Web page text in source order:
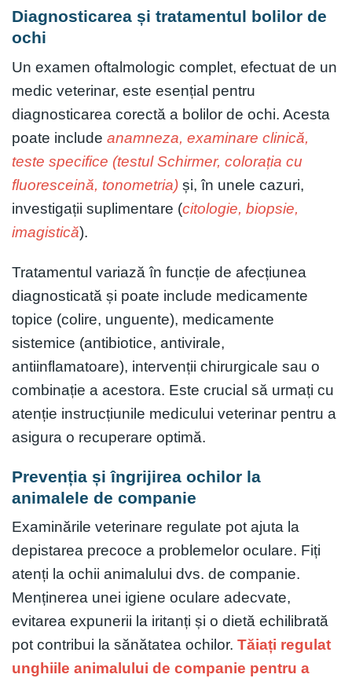
Diagnosticarea și tratamentul bolilor de
ochi
Un examen oftalmologic complet, efectuat de un
medic veterinar, este esențial pentru
diagnosticarea corectă a bolilor de ochi. Acesta
poate include anamneza, examinare clinică,
teste specifice (testul Schirmer, colorația cu
fluoresceină, tonometria) și, în unele cazuri,
investigații suplimentare (citologie, biopsie,
imagistică).
Tratamentul variază în funcție de afecțiunea
diagnosticată și poate include medicamente
topice (colire, unguente), medicamente
sistemice (antibiotice, antivirale,
antiinflamatoare), intervenții chirurgicale sau o
combinație a acestora. Este crucial să urmați cu
atenție instrucțiunile medicului veterinar pentru a
asigura o recuperare optimă.
Prevenția și îngrijirea ochilor la
animalele de companie
Examinările veterinare regulate pot ajuta la
depistarea precoce a problemelor oculare. Fiți
atenți la ochii animalului dvs. de companie.
Menținerea unei igiene oculare adecvate,
evitarea expunerii la iritanți și o dietă echilibrată
pot contribui la sănătatea ochilor. Tăiați regulat
unghiile animalului de companie pentru a